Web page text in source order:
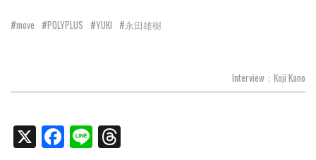
#move #POLYPLUS #YUKI #永田雄樹
Interview：Koji Kano
X Facebook
Line